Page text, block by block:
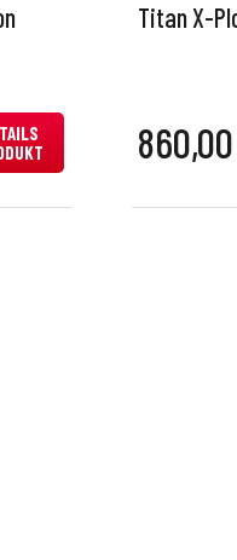
Titan X-